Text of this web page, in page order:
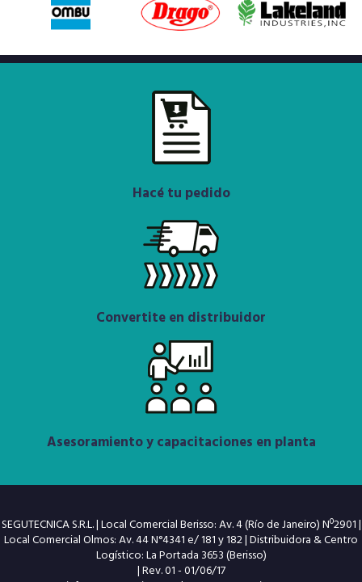
Hacé tu pedido
Convertite en distribuidor
Asesoramiento y capacitaciones en planta
SEGUTECNICA S.R.L. | Local Comercial Berisso: Av. 4 (Río de Janeiro) Nº2901 |
Local Comercial Olmos: Av. 44 N°4341 e/ 181 y 182 | Distribuidora & Centro
Logístico: La Portada 3653 (Berisso)
| Rev. 01 - 01/06/17